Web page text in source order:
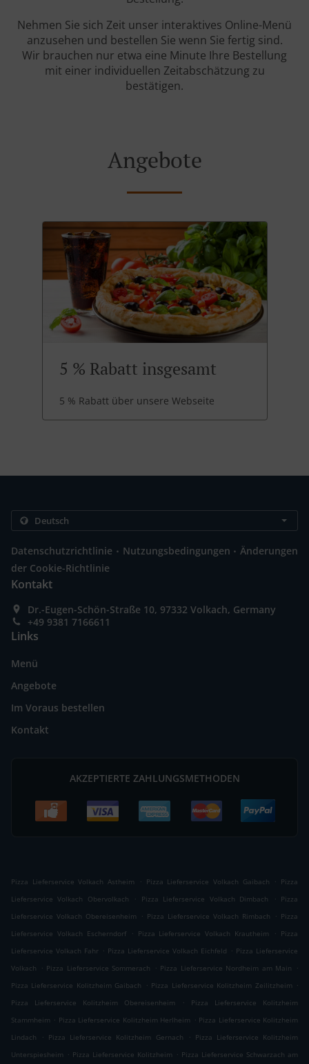
Nehmen Sie sich Zeit unser interaktives Online-Menü
anzusehen und bestellen Sie wenn Sie fertig sind.
Wir brauchen nur etwa eine Minute Ihre Bestellung
mit einer individuellen Zeitabschätzung zu
bestätigen.
Angebote
5 % Rabatt insgesamt
5 % Rabatt über unsere Webseite
Datenschutzrichtlinie . Nutzungsbedingungen . Änderungen
der Cookie-Richtlinie
Kontakt
Dr.-Eugen-Schön-Straße 10, 97332 Volkach, Germany
+49 9381 7166611
Links
Menü
Angebote
Im Voraus bestellen
Kontakt
AKZEPTIERTE ZAHLUNGSMETHODEN
Pizza Lieferservice Volkach Astheim . Pizza Lieferservice Volkach Gaibach . Pizza
Lieferservice Volkach Obervolkach
. Pizza Lieferservice Volkach Dimbach . Pizza
Lieferservice Volkach Obereisenheim
. Pizza Lieferservice Volkach Rimbach . Pizza
Lieferservice Volkach Escherndorf
. Pizza Lieferservice Volkach Krautheim . Pizza
Lieferservice Volkach Fahr . Pizza Lieferservice Volkach Eichfeld . Pizza Lieferservice
Volkach
. Pizza Lieferservice Sommerach . Pizza Lieferservice Nordheim am Main
.
Pizza Lieferservice Kolitzheim Gaibach
. Pizza Lieferservice Kolitzheim Zeilitzheim .
Pizza Lieferservice Kolitzheim Obereisenheim
.
Pizza Lieferservice Kolitzheim
Stammheim . Pizza Lieferservice Kolitzheim Herlheim . Pizza Lieferservice Kolitzheim
Lindach
. Pizza Lieferservice Kolitzheim Gernach . Pizza Lieferservice Kolitzheim
Unterspiesheim . Pizza Lieferservice Kolitzheim . Pizza Lieferservice Schwarzach am